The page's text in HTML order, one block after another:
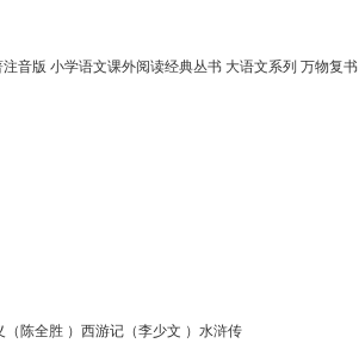
音版 小学语文课外阅读经典丛书 大语文系列 万物复书
（陈全胜 ）西游记（李少文 ）水浒传